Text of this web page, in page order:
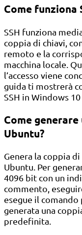
Come funziona
SSH funziona
coppia di chiavi,
remoto e la
macchina locale.
l’accesso viene
guida ti mostrerà
SSH in Windows
Come generare
Ubuntu?
Genera la coppia
Ubuntu. Per
4096 bit con un
commento,
esegue il comando
generata una
predefinita.